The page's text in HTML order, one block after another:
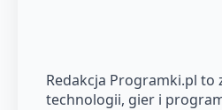
Redakcja Programki.pl to
technologii, gier i